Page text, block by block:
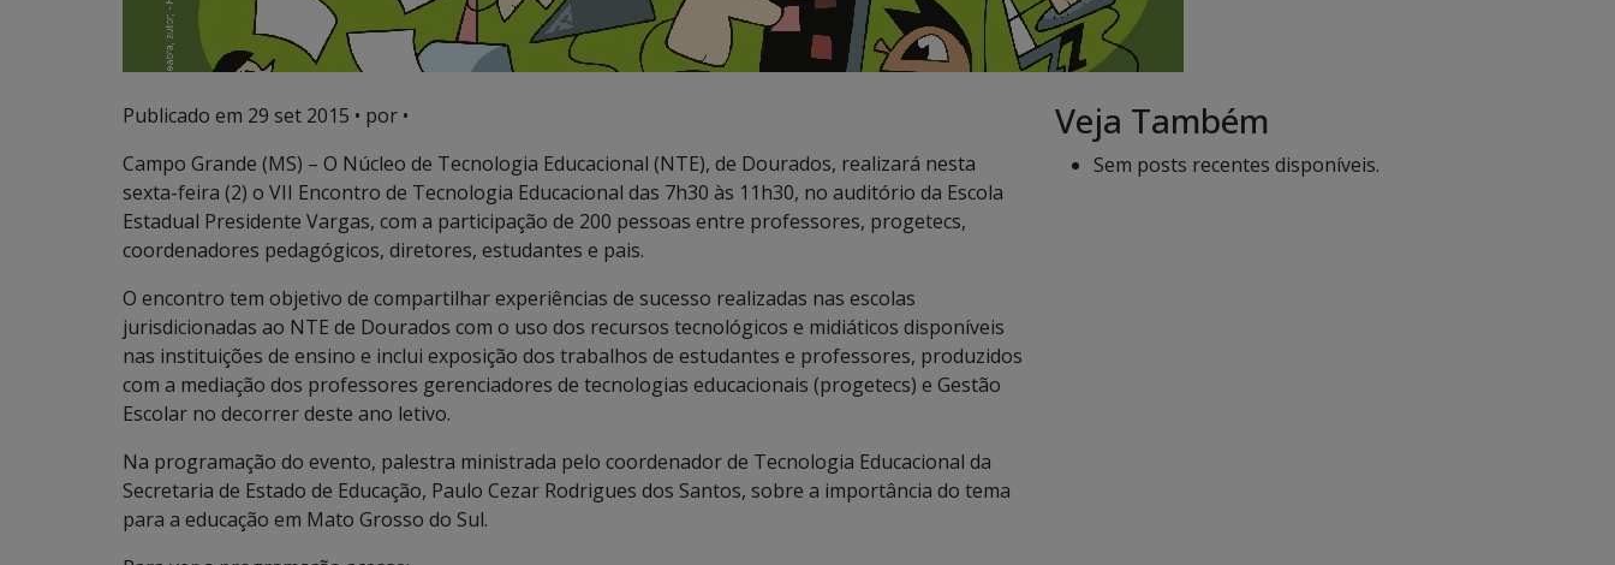
Publicado em 29 set 2015 • por •
Campo Grande (MS) – O Núcleo de Tecnologia Educacional (NTE), de Dourados, realizará nesta
sexta-feira (2) o VII Encontro de Tecnologia Educacional das 7h30 às 11h30, no auditório da Escola
Estadual Presidente Vargas, com a participação de 200 pessoas entre professores, progetecs,
coordenadores pedagógicos, diretores, estudantes e pais.
O encontro tem objetivo de compartilhar experiências de sucesso realizadas nas escolas
jurisdicionadas ao NTE de Dourados com o uso dos recursos tecnológicos e midiáticos disponíveis
nas instituições de ensino e inclui exposição dos trabalhos de estudantes e professores, produzidos
com a mediação dos professores gerenciadores de tecnologias educacionais (progetecs) e Gestão
Escolar no decorrer deste ano letivo.
Na programação do evento, palestra ministrada pelo coordenador de Tecnologia Educacional da
Secretaria de Estado de Educação, Paulo Cezar Rodrigues dos Santos, sobre a importância do tema
para a educação em Mato Grosso do Sul.
Veja Também
Sem posts recentes disponíveis.